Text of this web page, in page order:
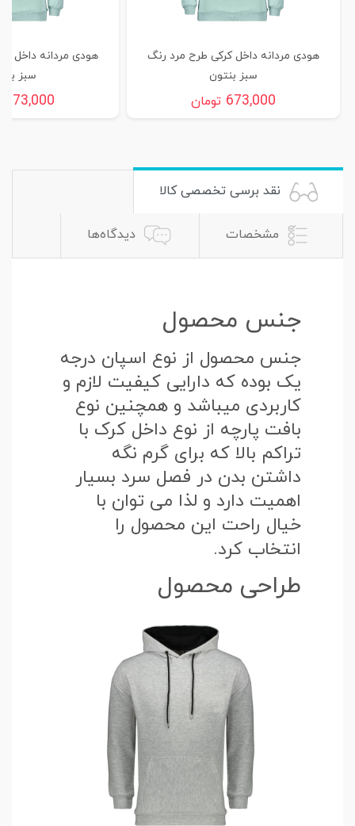
هودی مردانه داخل کرکی طرح مرد رنگ
سبز بنتون
673,000 تومان
هودی مردانه داخل
سبز
673,000
نقد برسی تخصصی کالا
مشخصات دیدگاه‌ها
جنس محصول
جنس محصول از نوع اسپان درجه
یک بوده که دارایی کیفیت لازم و
کاربردی میباشد و همچنین نوع
بافت پارچه از نوع داخل کرک با
تراکم بالا که برای گرم نگه
داشتن بدن در فصل سرد بسیار
اهمیت دارد و لذا می توان با
خیال راحت این محصول را
انتخاب کرد.
طراحی محصول